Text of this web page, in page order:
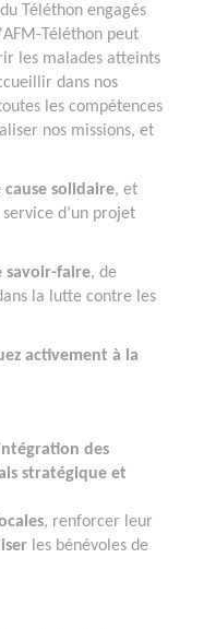
Téléthon engagés
Téléthon peut
les malades atteints
dans nos
les compétences
nos missions, et
cause solidaire, et
d’un projet
savoir-faire, de
la lutte contre les
activement à la
des
stratégique et
, renforcer leur
les bénévoles de